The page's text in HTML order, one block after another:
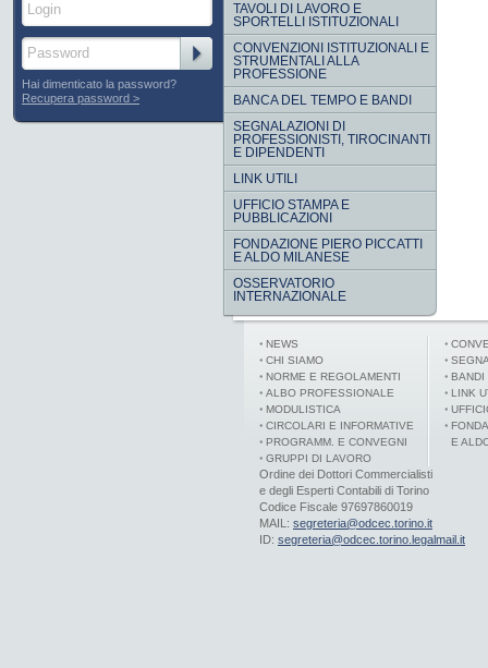
TAVOLI DI LAVORO E
SPORTELLI ISTITUZIONALI
CONVENZIONI ISTITUZIONALI E
STRUMENTALI ALLA
PROFESSIONE
BANCA DEL TEMPO E BANDI
SEGNALAZIONI DI
PROFESSIONISTI, TIROCINANTI
E DIPENDENTI
LINK UTILI
UFFICIO STAMPA E
PUBBLICAZIONI
FONDAZIONE PIERO PICCATTI
E ALDO MILANESE
OSSERVATORIO
INTERNAZIONALE
Hai dimenticato la password?
Recupera password
NEWS
CHI SIAMO
NORME E REGOLAMENTI
ALBO PROFESSIONALE
MODULISTICA
CIRCOLARI E INFORMATIVE
PROGRAMM. E CONVEGNI
GRUPPI DI LAVORO
BANDI
LINK
E
Ordine dei Dottori Commercialisti
e degli Esperti Contabili di Torino
Codice Fiscale 97697860019
MAIL: segreteria@odcec.torino.it
ID: segreteria@odcec.torino.legalmail.it